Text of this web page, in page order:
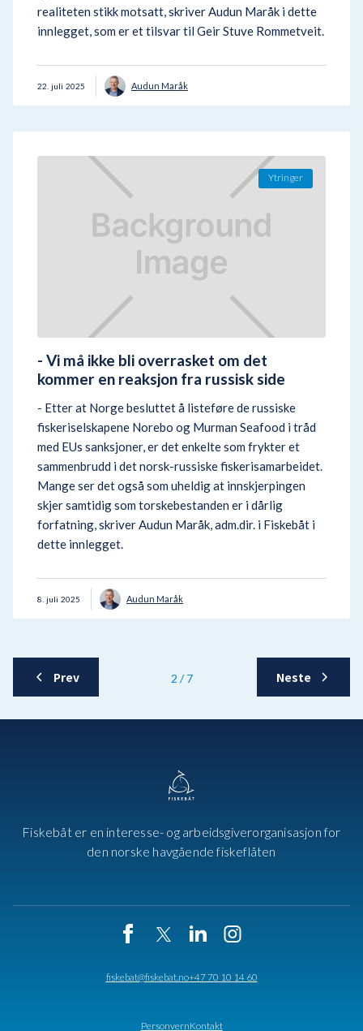
realiteten stikk motsatt, skriver Audun Maråk i dette
innlegget, som er et tilsvar til Geir Stuve Rommetveit.
22 juli 2025 Audun Maråk
Ytringer
- Vi må ikke bli overrasket om det
kommer en reaksjon fra russisk side
- Etter at Norge besluttet å listeføre de russiske
fiskeriselskapene Norebo og Murman Seafood i tråd
med EUs sanksjoner, er det enkelte som frykter et
sammenbrudd i det norsk-russiske fiskerisamarbeidet.
Mange ser det også som uheldig at innskjerpingen
skjer samtidig som torskebestanden er i dårlig
forfatning, skriver Audun Maråk, adm.dir. i Fiskebåt i
dette innlegget.
8 juli 2025 Audun Maråk
Prev 2 / 7 Neste
Fiskebåt er en interesse- og arbeidsgiverorganisasjon for
den norske havgående fiskeflåten
PersonvernKontakt
fiskebat@fiskebat.no+47 70 10 14 60